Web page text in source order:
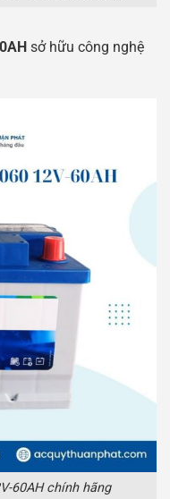
sở hữu công nghệ
60AH chính hãng